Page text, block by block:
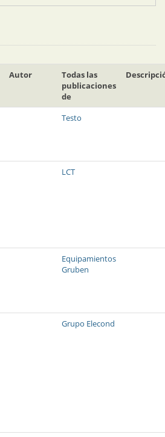
Autor
Todas las
publicaciones
de
Testo
LCT
Equipamientos
Gruben
Grupo Elecond